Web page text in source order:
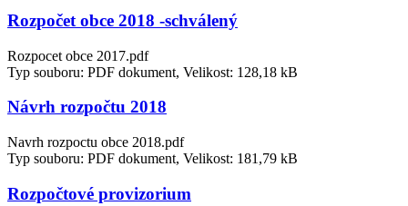
Rozpočet obce 2018 -schválený
Rozpocet obce 2017.pdf
Typ souboru: PDF dokument, Velikost: 128,18 kB
Návrh rozpočtu 2018
Navrh rozpoctu obce 2018.pdf
Typ souboru: PDF dokument, Velikost: 181,79 kB
Rozpočtové provizorium